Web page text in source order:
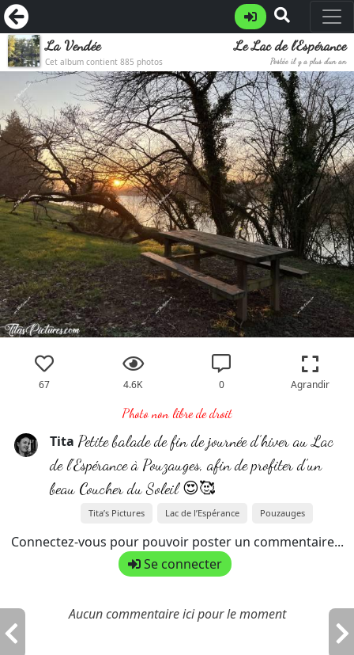
La Vendée
Cet album contient 885 photos
Le Lac de l’Espérance
Postée il y a plus d'un an
67 4.6K 0 Agrandir
Photo non libre de droit
Tita Petite balade de fin de journée d’hiver au Lac
de l’Espérance à Pouzauges, afin de profiter d’un
beau Coucher du Soleil 😍🥰
Tita’s Pictures Lac de l’Espérance Pouzauges
Connectez-vous pour pouvoir poster un commentaire...
Se connecter
Aucun commentaire ici pour le moment